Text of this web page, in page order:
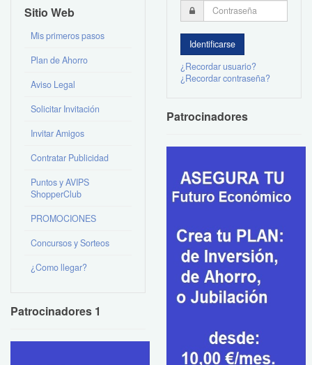
Sitio Web
Mis primeros pasos
Plan de Ahorro
Aviso Legal
Solicitar Invitación
Invitar Amigos
Contratar Publicidad
Puntos y AVIPS
ShopperClub
PROMOCIONES
Concursos y Sorteos
¿Como llegar?
Patrocinadores 1
¿Recordar usuario?
¿Recordar contraseña?
Patrocinadores